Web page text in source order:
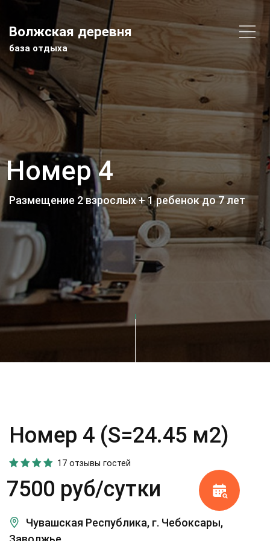
Волжская деревня
база отдыха
Номер 4
Размещение 2 взрослых + 1 ребенок до 7 лет
Номер 4 (S=24.45 м2)
17 отзывы гостей
7500 руб/сутки
Чувашская Республика, г. Чебоксары,